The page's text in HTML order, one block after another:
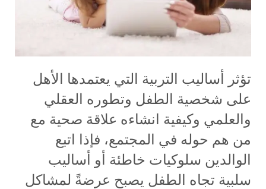
تؤثر أساليب التربية التي يعتمدها الأهل
على شخصية الطفل وتطوره العقلي
والعلمي وكيفية انشاءه علاقة صحية مع
من هم حوله في المجتمع، فإذا اتبع
الوالدين سلوكيات خاطئة أو أساليب
سلبية تجاه الطفل يصبح عرضةً لمشاكل